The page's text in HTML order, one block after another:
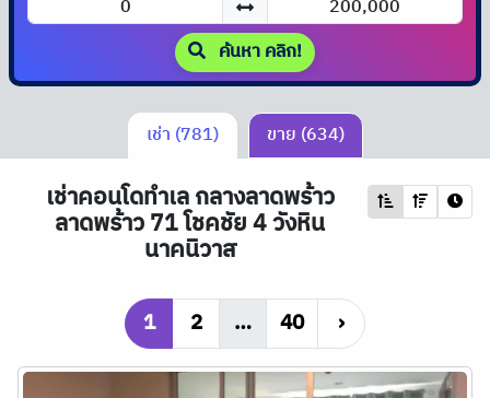
ค้นหา คลิก!
เช่า (781) ขาย (634)
เช่าคอนโดทำเล กลางลาดพร้าว
ลาดพร้าว 71 โชคชัย 4 วังหิน
นาคนิวาส
1 2 … 40 ›